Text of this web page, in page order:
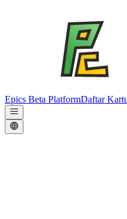
Epics Beta PlatformDaftar